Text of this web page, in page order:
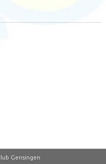
Gensingen